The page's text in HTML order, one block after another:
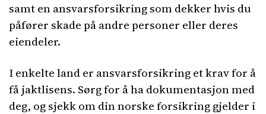
samt en ansvarsforsikring som dekker hvis du
påfører skade på andre personer eller deres
eiendeler.
I enkelte land er ansvarsforsikring et krav for å
få jaktlisens. Sørg for å ha dokumentasjon med
deg, og sjekk om din norske forsikring gjelder i